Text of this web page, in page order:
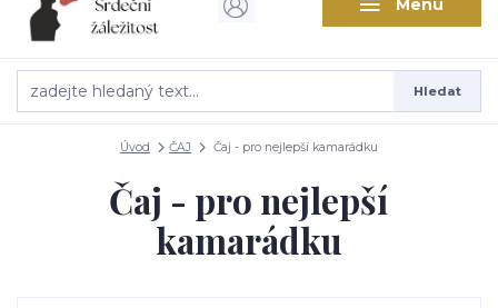
Menu
Hledat
Úvod ČAJ Čaj - pro nejlepší kamarádku
Čaj - pro nejlepší
kamarádku